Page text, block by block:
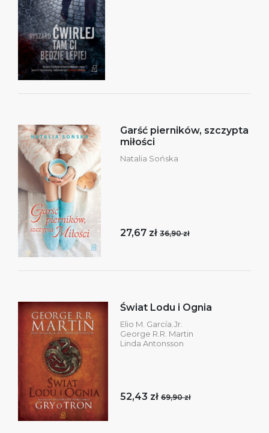
Garść pierników, szczypta
miłości
Natalia Sońska
27,67 zł 36,90 zł
Świat Lodu i Ognia
Elio M. García.Jr.
George R.R. Martin
Linda Antonsson
52,43 zł 69,90 zł